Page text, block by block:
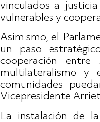
vinculados a
vulnerables y
Asimismo, el
un paso
cooperación
multilateralismo y
comunidades
Vicepresidente
La instalación de